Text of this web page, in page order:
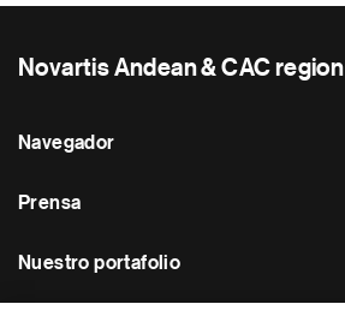
Novartis Andean & CAC region
Navegador
Prensa
Nuestro portafolio